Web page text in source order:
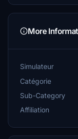
More
Simulateur
Catégorie
Sub-Category
Affiliation